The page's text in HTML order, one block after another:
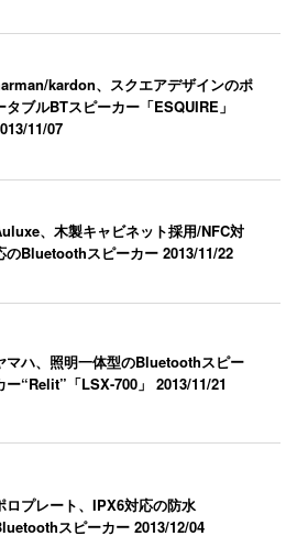
kardon、スクエアデザインのポ
タブルBTスピーカー「ESQUIRE」
11/07
、木製キャビネット採用/NFC対
のBluetoothスピーカー2013/11/22
マハ、照明一体型のBluetoothスピー
ー“Relit”「LSX-700」2013/11/21
ロプレート、IPX6対応の防水
スピーカー2013/12/04